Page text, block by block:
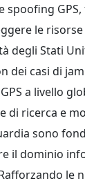
spoofing
le risorse
degli Stati
dei casi di
a livello
di ricerca e
sono
il dominio
le